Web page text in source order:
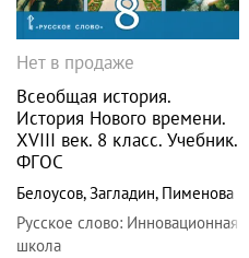
Нет в продаже
Всеобщая история.
История Нового времени.
XVIII век. 8 класс. Учебник.
ФГОС
Белоусов,Загладин, Пименова
Русское слово: Инновационная
школа